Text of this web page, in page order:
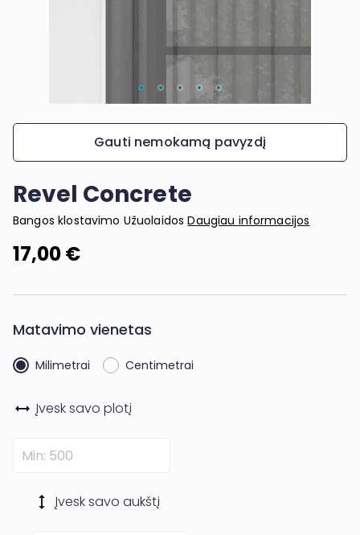
Gauti nemokamą pavyzdį
Revel Concrete
Bangos klostavimo UžuolaidosDaugiau informacijos
17,00 €
Matavimo vienetas
Milimetrai Centimetrai
Įvesk savo plotį
Įvesk savo aukštį